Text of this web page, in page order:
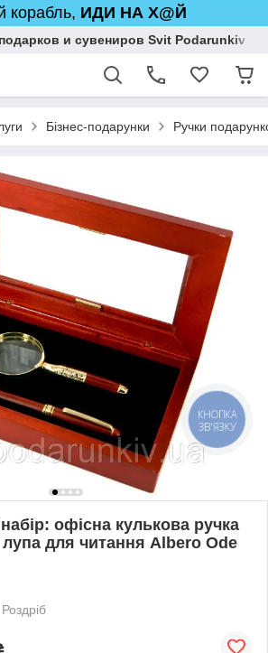
корабль, ИДИ НА Х@Й
и сувениров Svit Podarunkiv
Бізнес-подарунки Ручки
офісна кулькова ручка
для читання Albero Ode
Роздріб
КНОПКА
ЗВ'ЯЗКУ